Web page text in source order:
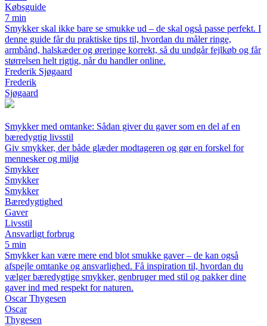
Købsguide
7 min
Smykker skal ikke bare se smukke ud – de skal også passe perfekt. I
denne guide får du praktiske tips til, hvordan du måler ringe,
armbånd, halskæder og øreringe korrekt, så du undgår fejlkøb og får
størrelsen helt rigtig, når du handler online.
Frederik Sjøgaard
Frederik
Sjøgaard
Smykker med omtanke: Sådan giver du gaver som en del af en
bæredygtig livsstil
Giv smykker, der både glæder modtageren og gør en forskel for
mennesker og miljø
Smykker
Smykker
Smykker
Bæredygtighed
Gaver
Livsstil
Ansvarligt forbrug
5 min
Smykker kan være mere end blot smukke gaver – de kan også
afspejle omtanke og ansvarlighed. Få inspiration til, hvordan du
vælger bæredygtige smykker, genbruger med stil og pakker dine
gaver ind med respekt for naturen.
Oscar Thygesen
Oscar
Thygesen